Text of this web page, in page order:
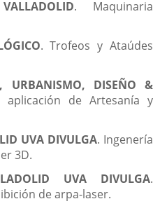
. Maquinaria
. Trofeos y Ataúdes
URBANISMO, DISEÑO &
de Artesanía y
UVA DIVULGA. Ingenería
3D.
UVA DIVULGA.
de arpa-laser.